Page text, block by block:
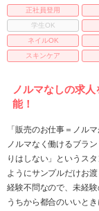
正社員登用
学生OK
ネイルOK
スキンケア
ノルマなしの求
能！
「販売のお仕事＝ノル
ノルマなく働けるブラ
りはしない」というス
ようにサンプルだけお
経験不問なので、未経
うちから都合のいいと